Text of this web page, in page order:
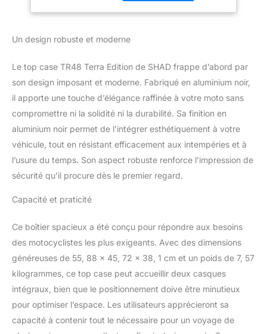
acier inoxydable AISI 304
comprend le système de
verrouillage et la poignée
rétractable intégrée.
acier inoxydable AISI 304
pour ajouter une charge
supplémentaire.
Un design robuste et moderne
Le top case TR48 Terra Edition de SHAD frappe d’abord par
son design imposant et moderne. Fabriqué en aluminium noir,
il apporte une touche d’élégance raffinée à votre moto sans
compromettre ni la solidité ni la durabilité. Sa finition en
aluminium noir permet de l’intégrer esthétiquement à votre
véhicule, tout en résistant efficacement aux intempéries et à
l’usure du temps. Son aspect robuste renforce l’impression de
sécurité qu’il procure dès le premier regard.
Capacité et praticité
Ce boîtier spacieux a été conçu pour répondre aux besoins
des motocyclistes les plus exigeants. Avec des dimensions
généreuses de 55, 88 x 45, 72 x 38, 1 cm et un poids de 7, 57
kilogrammes, ce top case peut accueillir deux casques
intégraux, bien que le positionnement doive être minutieux
pour optimiser l’espace. Les utilisateurs apprécieront sa
capacité à contenir tout le nécessaire pour un voyage de